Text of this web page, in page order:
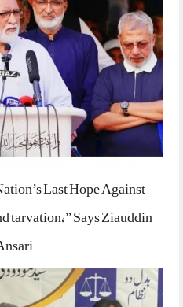
Last Hope Against
tarvation,” Says Ziauddin